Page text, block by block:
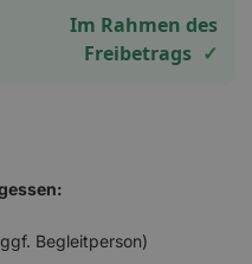
Im Rahmen des
Freibetrags ✓
Begleitperson)